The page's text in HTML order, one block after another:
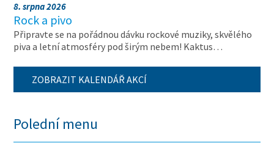
8. srpna 2026
Rock a pivo
Připravte se na pořádnou dávku rockové muziky, skvělého
piva a letní atmosféry pod širým nebem! Kaktus…
ZOBRAZIT KALENDÁŘ AKCÍ
Polední menu